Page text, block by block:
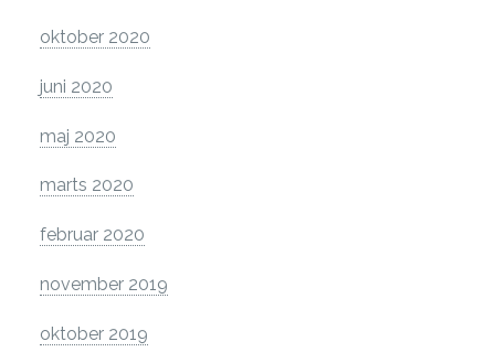
oktober 2020
juni 2020
maj 2020
marts 2020
februar 2020
november 2019
oktober 2019